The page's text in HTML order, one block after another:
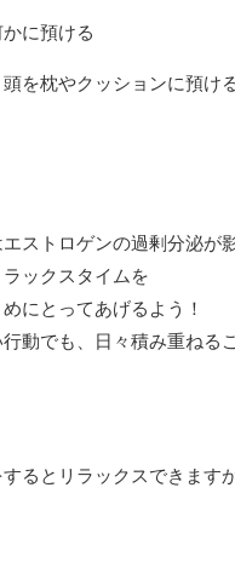
かに預ける
頭を枕やクッションに預け
エストロゲンの過剰分泌が
ックスタイムを
にとってあげるよう！
動でも、
日々積み重ねる
ると リラックスできます